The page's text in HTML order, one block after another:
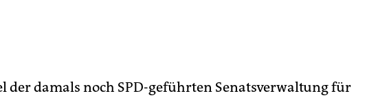
der damals noch SPD-geführten Senatsverwaltung für